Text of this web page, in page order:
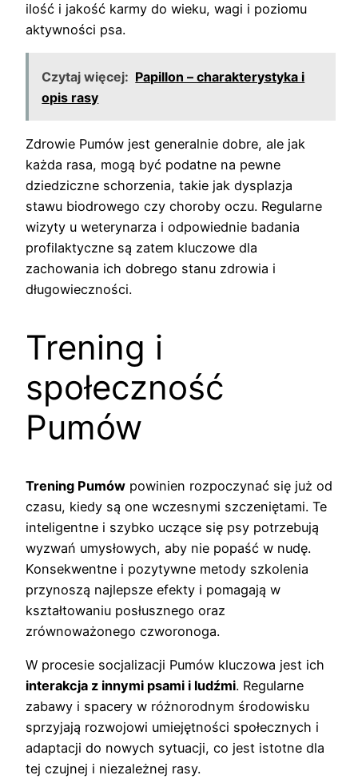
ilość i jakość karmy do wieku, wagi i poziomu
aktywności psa.
Czytaj więcej: Papillon – charakterystyka i
opis rasy
Zdrowie Pumów jest generalnie dobre, ale jak
każda rasa, mogą być podatne na pewne
dziedziczne schorzenia, takie jak dysplazja
stawu biodrowego czy choroby oczu. Regularne
wizyty u weterynarza i odpowiednie badania
profilaktyczne są zatem kluczowe dla
zachowania ich dobrego stanu zdrowia i
długowieczności.
Trening i
społeczność
Pumów
Trening Pumów powinien rozpoczynać się już od
czasu, kiedy są one wczesnymi szczeniętami. Te
inteligentne i szybko uczące się psy potrzebują
wyzwań umysłowych, aby nie popaść w nudę.
Konsekwentne i pozytywne metody szkolenia
przynoszą najlepsze efekty i pomagają w
kształtowaniu posłusznego oraz
zrównoważonego czworonoga.
W procesie socjalizacji Pumów kluczowa jest ich
interakcja z innymi psami i ludźmi. Regularne
zabawy i spacery w różnorodnym środowisku
sprzyjają rozwojowi umiejętności społecznych i
adaptacji do nowych sytuacji, co jest istotne dla
tej czujnej i niezależnej rasy.